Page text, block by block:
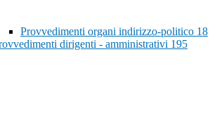
Provvedimenti organi indirizzo-politico 18
dirigenti - amministrativi 195